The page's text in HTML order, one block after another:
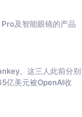
及智能眼镜的产品
。这三人此前分别
亿美元被OpenAI收